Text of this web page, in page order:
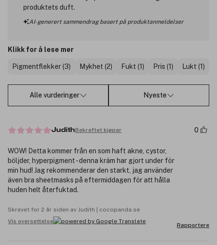
produktets duft.
AI-generert sammendrag basert på produktanmeldelser
Klikk for å lese mer
Pigmentflekker (3) Mykhet (2) Fukt (1) Pris (1) Lukt (1)
Alle vurderinger Nyeste
JudithBekreftet kjøper 0
WOW! Detta kommer från en som haft akne, cystor,
böljder, hyperpigment - denna kräm har gjort under för
min hud! Jag rekommenderar den starkt, jag använder
även bra sheetmasks på eftermiddagen för att hålla
huden helt återfuktad.
Skrevet for 2 år siden av Judith | cocopanda.se
Vis oversettelse
Rapportere